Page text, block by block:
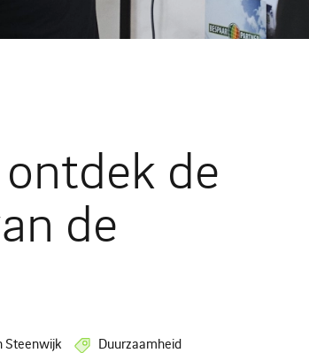
de
de
Steenwijk Duurzaamheid